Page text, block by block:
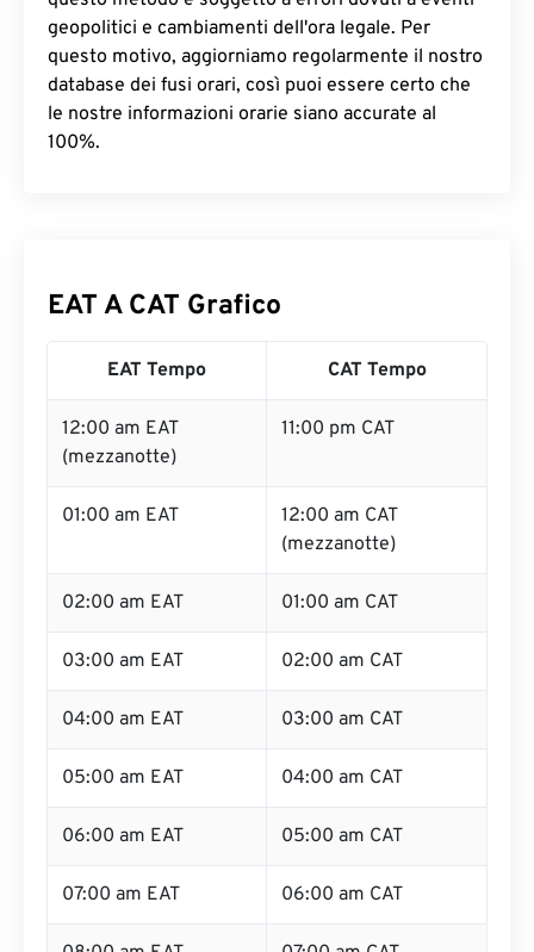
geopolitici e cambiamenti dell'ora legale. Per
questo motivo, aggiorniamo regolarmente il nostro
database dei fusi orari, così puoi essere certo che
le nostre informazioni orarie siano accurate al
100%.
EAT A CAT Grafico
EAT Tempo CAT Tempo
12:00 am EAT
(mezzanotte)
11:00 pm CAT
01:00 am EAT
12:00 am CAT
(mezzanotte)
02:00 am EAT 01:00 am CAT
03:00 am EAT 02:00 am CAT
04:00 am EAT 03:00 am CAT
05:00 am EAT 04:00 am CAT
06:00 am EAT 05:00 am CAT
07:00 am EAT 06:00 am CAT